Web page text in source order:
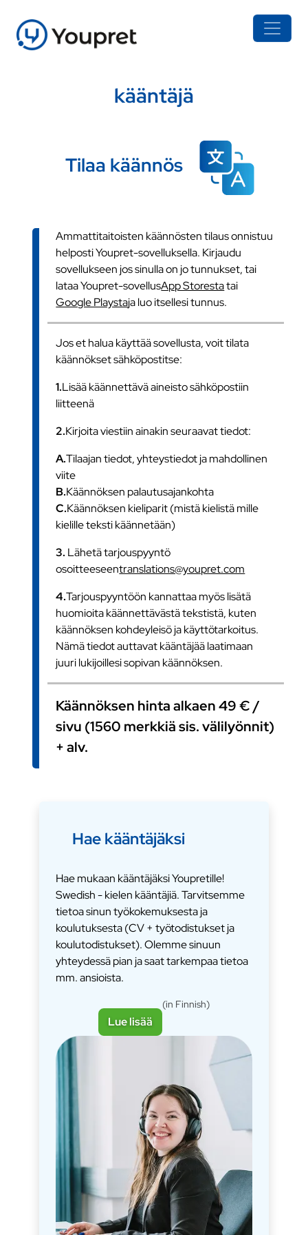
kääntäjä
Tilaa käännös
Ammattitaitoisten käännösten tilaus onnistuu
helposti Youpret-sovelluksella. Kirjaudu
sovellukseen jos sinulla on jo tunnukset, tai
lataa Youpret-sovellusApp Storestatai
Google Playstaja luo itsellesi tunnus.
Jos et halua käyttää sovellusta, voit tilata
käännökset sähköpostitse:
1.Lisää käännettävä aineisto sähköpostiin
liitteenä
2.Kirjoita viestiin ainakin seuraavat tiedot:
A.Tilaajan tiedot, yhteystiedot ja mahdollinen
viite
B.Käännöksen palautusajankohta
C.Käännöksen kieliparit (mistä kielistä mille
kielille teksti käännetään)
3. Lähetä tarjouspyyntö
osoitteeseentranslations@youpret.com
4.Tarjouspyyntöön kannattaa myös lisätä
huomioita käännettävästä tekstistä, kuten
käännöksen kohdeyleisö ja käyttötarkoitus.
Nämä tiedot auttavat kääntäjää laatimaan
juuri lukijoillesi sopivan käännöksen.
Käännöksen hinta alkaen 49 € /
sivu (1560 merkkiä sis. välilyönnit)
+ alv.
Hae kääntäjäksi
Hae mukaan kääntäjäksi Youpretille!
Swedish - kielen kääntäjiä. Tarvitsemme
tietoa sinun työkokemuksesta ja
koulutuksesta (CV + työtodistukset ja
koulutodistukset). Olemme sinuun
yhteydessä pian ja saat tarkempaa tietoa
mm. ansioista.
Lue lisää
(in Finnish)